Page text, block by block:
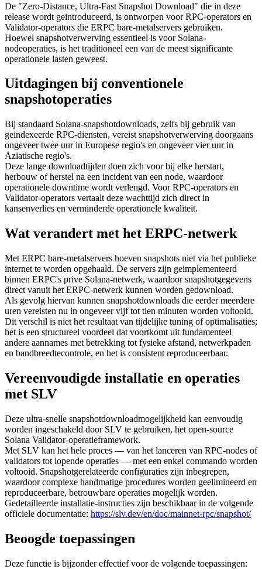
De "Zero-Distance, Ultra-Fast Snapshot Download" die in deze
release wordt geintroduceerd, is ontworpen voor RPC-operators en
Validator-operators die ERPC bare-metalservers gebruiken.
Hoewel snapshotverwerving essentieel is voor Solana-
nodeoperaties, is het traditioneel een van de meest significante
operationele lasten geweest.
Uitdagingen bij conventionele
snapshotoperaties
Bij standaard Solana-snapshotdownloads, zelfs bij gebruik van
geindexeerde RPC-diensten, vereist snapshotverwerving doorgaans
ongeveer twee uur in Europese regio's en ongeveer vier uur in
Aziatische regio's.
Deze lange downloadtijden doen zich voor bij elke herstart,
herbouw of herstel na een incident van een node, waardoor
operationele downtime wordt verlengd. Voor RPC-operators en
Validator-operators vertaalt deze wachttijd zich direct in
kansenverlies en verminderde operationele kwaliteit.
Wat verandert met het ERPC-netwerk
Met ERPC bare-metalservers hoeven snapshots niet via het publieke
internet te worden opgehaald. De servers zijn geimplementeerd
binnen ERPC's prive Solana-netwerk, waardoor snapshotgegevens
direct vanuit het ERPC-netwerk kunnen worden gedownload.
Als gevolg hiervan kunnen snapshotdownloads die eerder meerdere
uren vereisten nu in ongeveer vijf tot tien minuten worden voltooid.
Dit verschil is niet het resultaat van tijdelijke tuning of optimalisaties;
het is een structureel voordeel dat voortkomt uit fundamenteel
andere aannames met betrekking tot fysieke afstand, netwerkpaden
en bandbreedtecontrole, en het is consistent reproduceerbaar.
Vereenvoudigde installatie en operaties
met SLV
Deze ultra-snelle snapshotdownloadmogelijkheid kan eenvoudig
worden ingeschakeld door SLV te gebruiken, het open-source
Solana Validator-operatieframework.
Met SLV kan het hele proces — van het lanceren van RPC-nodes of
validators tot lopende operaties — met een enkel commando worden
voltooid. Snapshotgerelateerde configuraties zijn inbegrepen,
waardoor complexe handmatige procedures worden geelimineerd en
reproduceerbare, betrouwbare operaties mogelijk worden.
Gedetailleerde installatie-instructies zijn beschikbaar in de volgende
officiele documentatie: https://slv.dev/en/doc/mainnet-rpc/snapshot/
Beoogde toepassingen
Deze functie is bijzonder effectief voor de volgende toepassingen: